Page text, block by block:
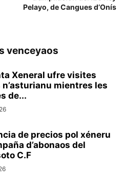
Pelayo, de Cangues d’Onís
venceyaos
Xeneral ufre visites
n’asturianu mientres les
de...
de precios pol xéneru
d’abonaos del
C.F